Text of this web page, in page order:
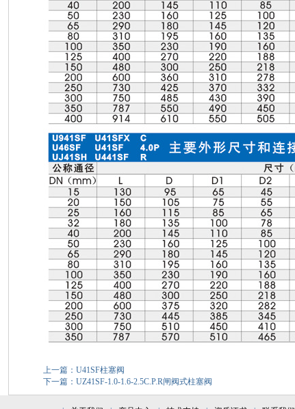
上一篇： U41SF柱塞阀
下一篇： UZ41SF-1.0-1.6-2.5C.P.R闸阀式柱塞阀